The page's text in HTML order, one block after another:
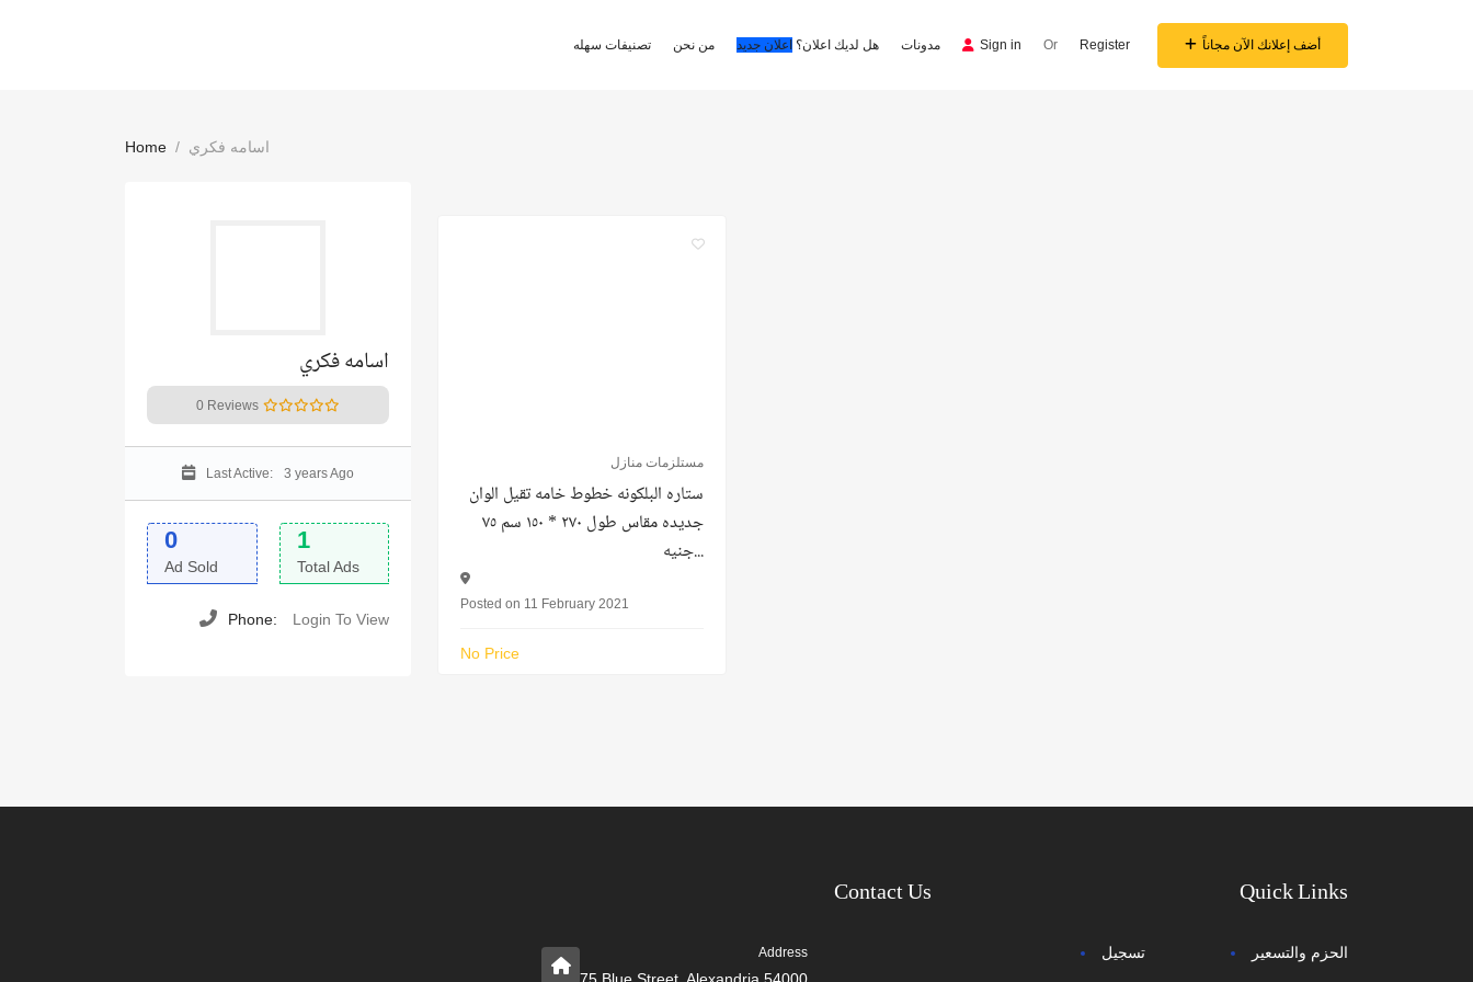
تصنيفات سهله من نحن هل لديك اعلان؟ اعلان جديد مدونات Sign in Or Register أضف إعلانك الآن مجاناً
Home اسامه فكري
اسامه فكري
0 Reviews
Last Active: 3 years Ago
0
Ad Sold
1
Total Ads
Phone: Login To View
مستلزمات منازل
ستاره البلكونه خطوط خامه تقيل الوان
جديده مقاس طول ٢٧٠ * ١٥٠ سم ٧٥
جنيه...
Posted on 11 February 2021
No Price
Contact Us
Address
Quick Links
تسجيل الحزم والتسعير